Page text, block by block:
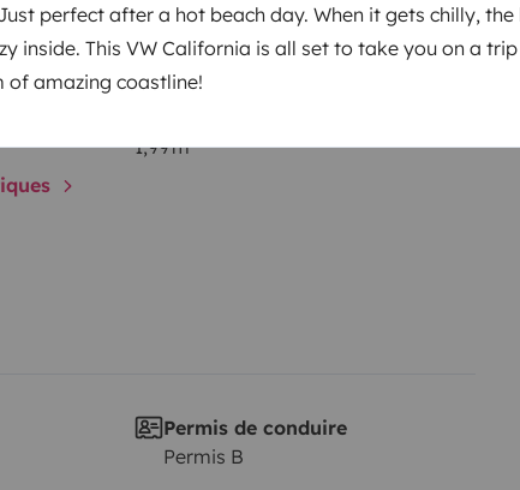
perfect after a hot beach day. When it gets chilly, the
inside. This VW California is all set to take you on a
of amazing coastline!
Mise en circulation :
1993
1,99 m
Permis de conduire
Permis B